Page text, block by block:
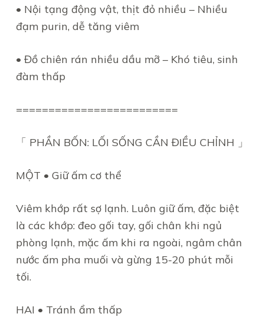
• Nội tạng động vật, thịt đỏ nhiều – Nhiều
đạm purin, dễ tăng viêm
• Đồ chiên rán nhiều dầu mỡ – Khó tiêu, sinh
đàm thấp
=========================
「 PHẦN BỐN: LỐI SỐNG CẦN ĐIỀU CHỈNH 」
MỘT • Giữ ấm cơ thể
Viêm khớp rất sợ lạnh. Luôn giữ ấm, đặc biệt
là các khớp: đeo gối tay, gối chân khi ngủ
phòng lạnh, mặc ấm khi ra ngoài, ngâm chân
nước ấm pha muối và gừng 15-20 phút mỗi
tối.
HAI • Tránh ẩm thấp